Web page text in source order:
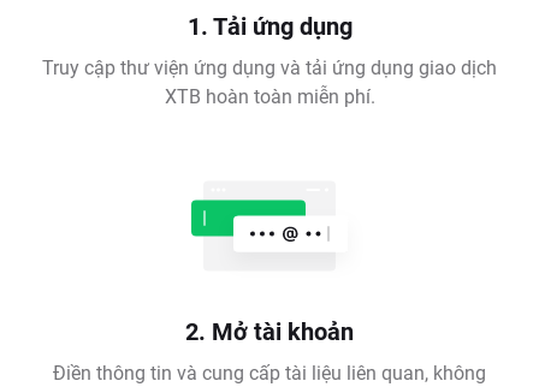
1. Tải ứng dụng
Truy cập thư viện ứng dụng và tải ứng dụng giao dịch
XTB hoàn toàn miễn phí.
2. Mở tài khoản
Điền thông tin và cung cấp tài liệu liên quan, không